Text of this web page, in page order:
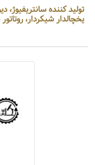
تولید کننده سانتریفیوژ،
یخچالدار شیکردار،